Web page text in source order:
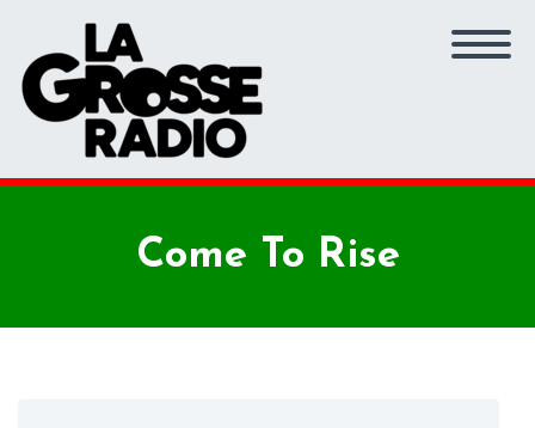
Come To Rise